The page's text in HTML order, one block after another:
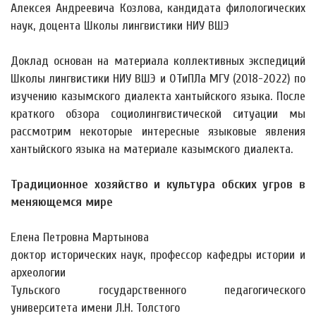
Алексея Андреевича Козлова, кандидата филологических
наук, доцента Школы лингвистики НИУ ВШЭ
Доклад основан на материала коллективных экспедиций
Школы лингвистики НИУ ВШЭ и ОТиПЛа МГУ (2018-2022) по
изучению казымского диалекта хантыйского языка. После
краткого обзора социолингвистической ситуации мы
рассмотрим некоторые интересные языковые явления
хантыйского языка на материале казымского диалекта.
Традиционное хозяйство и культура обских угров в
меняющемся мире
Елена Петровна Мартынова
доктор исторических наук, профессор кафедры истории и
археологии
Тульского государственного педагогического
университета имени Л.Н. Толстого